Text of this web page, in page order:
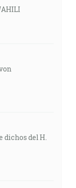
dichos del H.